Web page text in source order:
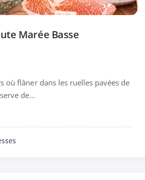
Marée Basse
où flâner dans les ruelles pavées de
de...